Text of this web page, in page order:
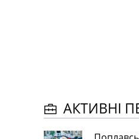
АКТИВНІ